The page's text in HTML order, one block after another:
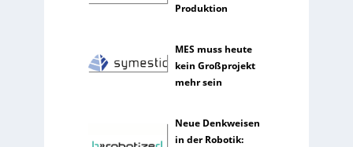
Produktion
MES muss heute
kein Großprojekt
mehr sein
Neue Denkweisen
in der Robotik: